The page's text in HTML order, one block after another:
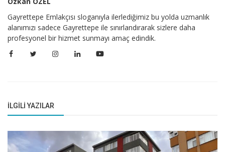
Gayrettepe Emlakçısı sloganıyla ilerlediğimiz bu yolda uzmanlık
alanımızı sadece Gayrettepe ile sınırlandırarak sizlere daha
profesyonel bir hizmet sunmayı amaç edindik.
İLGILI YAZILAR